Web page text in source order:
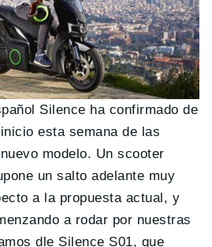
Silence ha confirmado de
esta semana de las
modelo. Un scooter
un salto adelante muy
a la propuesta actual, y
a rodar por nuestras
dle Silence S01, que